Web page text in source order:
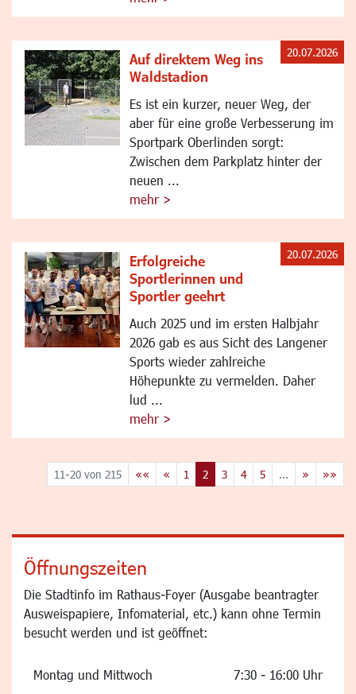
Auf direktem Weg ins
Waldstadion
Es ist ein kurzer, neuer Weg, der
aber für eine große Verbesserung im
Sportpark Oberlinden sorgt:
Zwischen dem Parkplatz hinter der
neuen ...
mehr >
20.07.2026
Erfolgreiche
Sportlerinnen und
Sportler geehrt
Auch 2025 und im ersten Halbjahr
2026 gab es aus Sicht des Langener
Sports wieder zahlreiche
Höhepunkte zu vermelden. Daher
lud ...
mehr >
20.07.2026
11-20 von 215 «« « 1 2 3 4 5 ... » »»
Öffnungszeiten
Die Stadtinfo im Rathaus-Foyer (Ausgabe beantragter
Ausweispapiere, Infomaterial, etc.) kann ohne Termin
besucht werden und ist geöffnet:
Montag und Mittwoch 7:30 - 16:00 Uhr